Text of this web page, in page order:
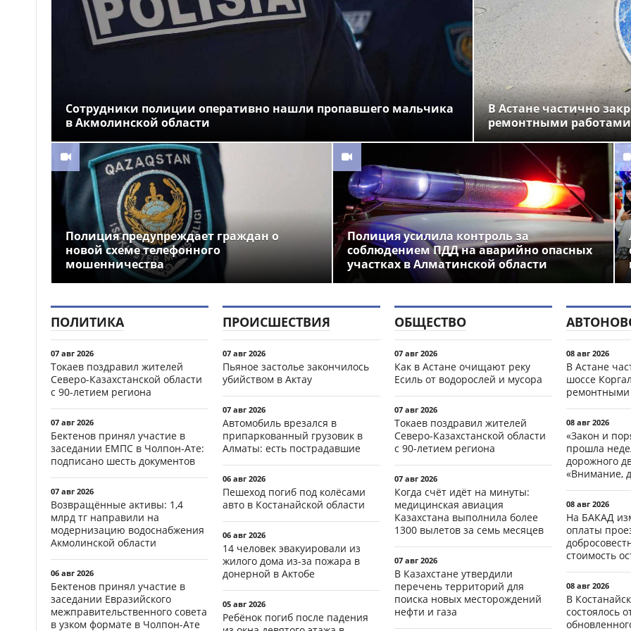
мероприятий
Как в Астане очищают
жителей Северо-
Казахстанской области с 90-
18:28
Когда счёт идёт на
минуты: медицинская авиация
Казахстана выполнила более
1300 вылетов за семь месяцев
Сотрудники полиции оперативно нашли пропавшего мальчика
в Акмолинской области
В Астане частично
ремонтными работами
Полиция предупреждает граждан о
новой схеме телефонного
мошенничества
Полиция усилила контроль за
соблюдением ПДД на аварийно опасных
участках в Алматинской области
ПОЛИТИКА
07 авг 2026
Токаев поздравил жителей
Северо-Казахстанской области
с 90-летием региона
07 авг 2026
Бектенов принял участие в
заседании ЕМПС в Чолпон-Ате:
подписано шесть документов
07 авг 2026
Возвращённые активы: 1,4
млрд тг направили на
модернизацию водоснабжения
Акмолинской области
06 авг 2026
Бектенов принял участие в
заседании Евразийского
межправительственного совета
в узком формате в Чолпон-Ате
ПРОИСШЕСТВИЯ
07 авг 2026
Пьяное застолье закончилось
убийством в Актау
07 авг 2026
Автомобиль врезался в
припаркованный грузовик в
Алматы: есть пострадавшие
06 авг 2026
Пешеход погиб под колёсами
авто в Костанайской области
06 авг 2026
14 человек эвакуировали из
жилого дома из-за пожара в
донерной в Актобе
05 авг 2026
Ребёнок погиб после падения
ОБЩЕСТВО
07 авг 2026
Как в Астане очищают реку
Есиль от водорослей и мусора
07 авг 2026
Токаев поздравил жителей
Северо-Казахстанской области
с 90-летием региона
07 авг 2026
Когда счёт идёт на минуты:
медицинская авиация
Казахстана выполнила более
1300 вылетов за семь месяцев
07 авг 2026
В Казахстане утвердили
перечень территорий для
поиска новых месторождений
нефти и газа
08 авг 2026
В Астане
шоссе
08 авг 2026
«Закон и
прошла
дорожного
«Внимание,
08 авг 2026
На БАКАД
оплаты
стоимость
08 авг 2026
В
состоялось